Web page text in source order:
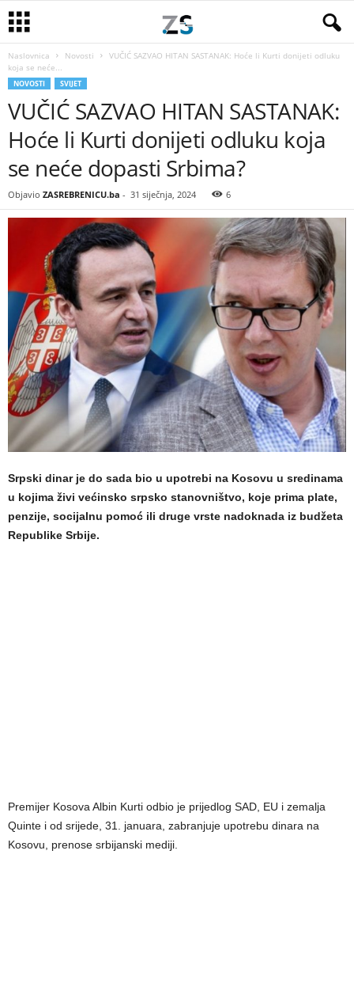
Naslovnica Novosti
VUČIĆ SAZVAO HITAN SASTANAK: Hoće li Kurti donijeti odluku
koja se neće...
NOVOSTI SVIJET
VUČIĆ SAZVAO HITAN SASTANAK:
Hoće li Kurti donijeti odluku koja
se neće dopasti Srbima?
Objavio ZASREBRENICU.ba - 31 siječnja, 2024 6
Srpski dinar je do sada bio u upotrebi na Kosovu u sredinama
u kojima živi većinsko srpsko stanovništvo, koje prima plate,
penzije, socijalnu pomoć ili druge vrste nadoknada iz budžeta
Republike Srbije.
Premijer Kosova Albin Kurti odbio je prijedlog SAD, EU i zemalja
Quinte i od srijede, 31. januara, zabranjuje upotrebu dinara na
Kosovu, prenose srbijanski mediji.